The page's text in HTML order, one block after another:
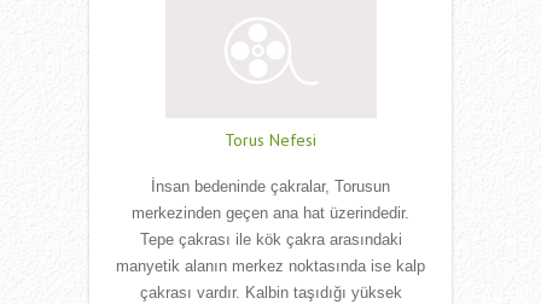
Torus Nefesi
İnsan bedeninde çakralar, Torusun
merkezinden geçen ana hat üzerindedir.
Tepe çakrası ile kök çakra arasındaki
manyetik alanın merkez noktasında ise kalp
çakrası vardır. Kalbin taşıdığı yüksek